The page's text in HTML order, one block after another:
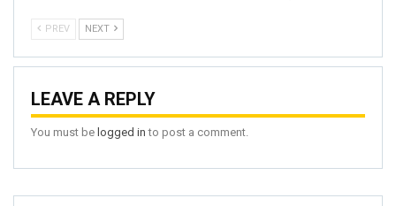
PREV NEXT
LEAVE A REPLY
You must be logged in to post a comment.